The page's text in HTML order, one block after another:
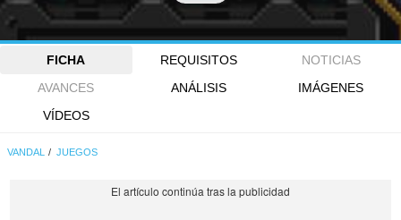
FICHA REQUISITOS
NOTICIAS
AVANCES
ANÁLISIS
IMÁGENES
VÍDEOS
VANDAL JUEGOS